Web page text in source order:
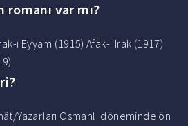
var mı?
ı Eyyam (1915) Afak-ı Irak (1917)
Yazarları Osmanlı döneminde ön